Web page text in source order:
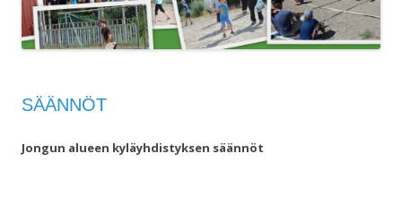
SÄÄNNÖT
Jongun alueen kyläyhdistyksen säännöt